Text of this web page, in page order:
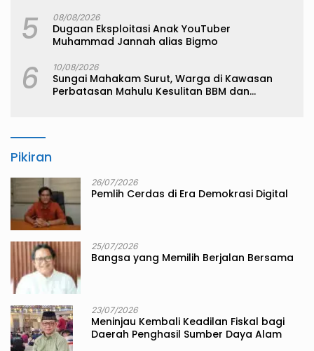
5 08/08/2026
Dugaan Eksploitasi Anak YouTuber
Muhammad Jannah alias Bigmo
6 10/08/2026
Sungai Mahakam Surut, Warga di Kawasan
Perbatasan Mahulu Kesulitan BBM dan
Pikiran
26/07/2026
Pemlih Cerdas di Era Demokrasi Digital
25/07/2026
Bangsa yang Memilih Berjalan Bersama
23/07/2026
Meninjau Kembali Keadilan Fiskal bagi
Daerah Penghasil Sumber Daya Alam